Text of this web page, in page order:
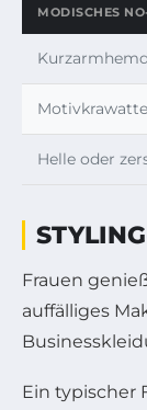
MODISCHES
Helle oder
Frauen
auffälliges
Ein typischer